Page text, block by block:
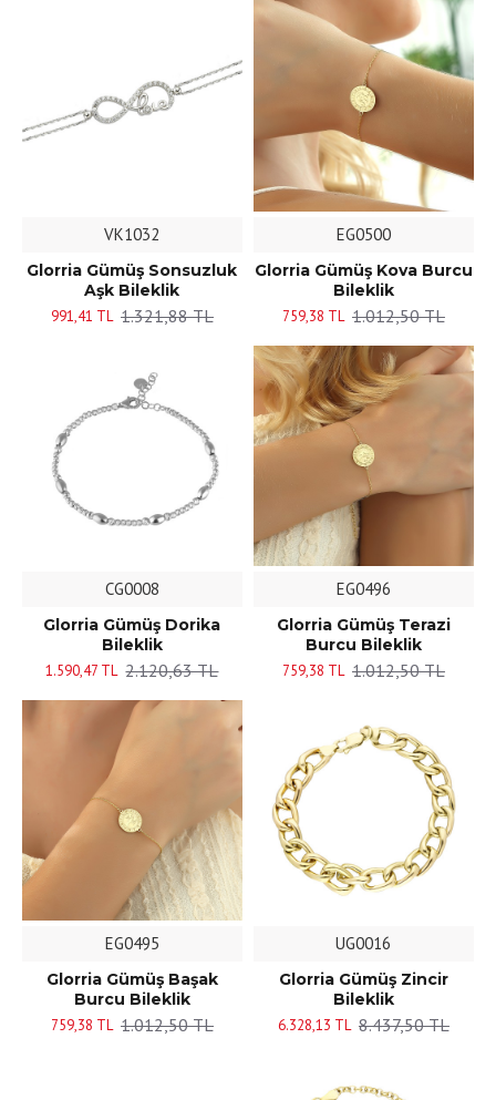
VK1032
Glorria Gümüş Sonsuzluk
Aşk Bileklik
991,41 TL 1.321,88 TL
EG0500
Glorria Gümüş Kova Burcu
Bileklik
759,38 TL 1.012,50 TL
CG0008
Glorria Gümüş Dorika
Bileklik
1.590,47 TL 2.120,63 TL
EG0496
Glorria Gümüş Terazi
Burcu Bileklik
759,38 TL 1.012,50 TL
EG0495
Glorria Gümüş Başak
Burcu Bileklik
759,38 TL 1.012,50 TL
UG0016
Glorria Gümüş Zincir
Bileklik
6.328,13 TL 8.437,50 TL